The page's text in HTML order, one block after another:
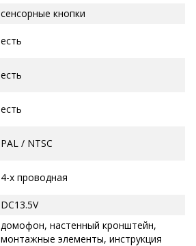
сенсорные кнопки
есть
есть
есть
PAL / NTSC
4-х проводная
DC13.5V
домофон, настенный кронштейн,
монтажные элементы, инструкция